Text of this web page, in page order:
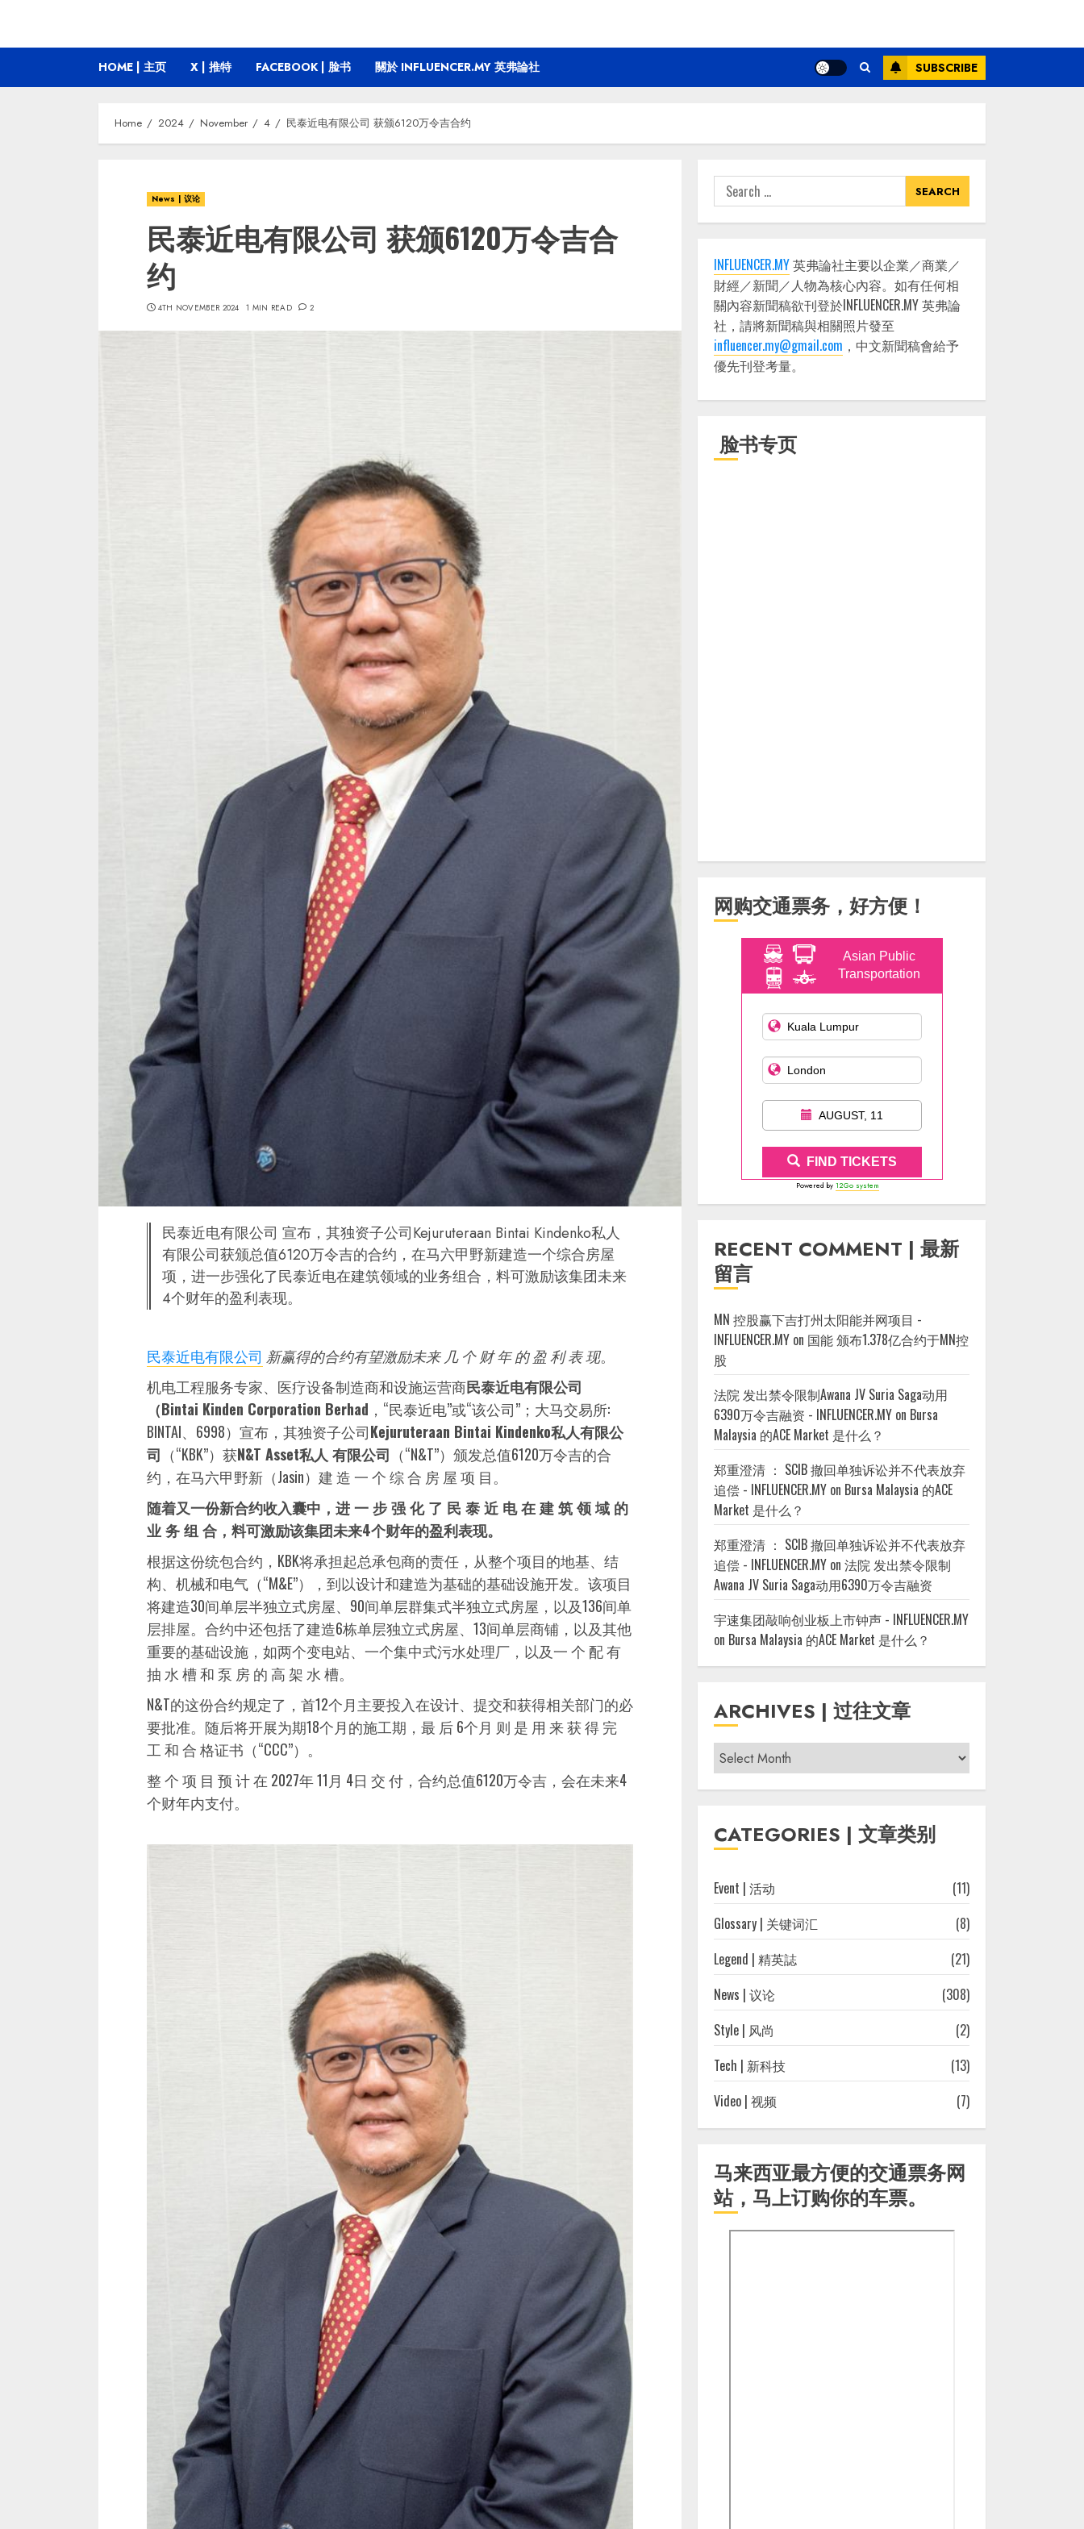
HOME | 主页 X | 推特 FACEBOOK | 脸书 關於 INFLUENCER.MY 英弗論社 SUBSCRIBE
Home 2024 November 4 民泰近电有限公司 获颁6120万令吉合约
News | 议论
民泰近电有限公司 获颁6120万令吉合
约
4TH NOVEMBER 2024 1 MIN READ 2
民泰近电有限公司 宣布，其独资子公司Kejuruteraan Bintai Kindenko私人
有限公司获颁总值6120万令吉的合约，在马六甲野新建造一个综合房屋
项，进一步强化了民泰近电在建筑领域的业务组合，料可激励该集团未来
4个财年的盈利表现。
民泰近电有限公司 新赢得的合约有望激励未来 几 个 财 年 的 盈 利 表 现。
机电工程服务专家、医疗设备制造商和设施运营商民泰近电有限公司
（Bintai Kinden Corporation Berhad ，“民泰近电”或“该公司”；大马交易所:
BINTAI、6998）宣布，其独资子公司Kejuruteraan Bintai Kindenko私人有限公
司 （“KBK”）获N&T Asset私人 有限公司 （“N&T”）颁发总值6120万令吉的合
约，在马六甲野新（Jasin）建 造 一 个 综 合 房 屋 项 目。
随着又一份新合约收入囊中，进 一 步 强 化 了 民 泰 近 电 在 建 筑 领 域 的
业 务 组 合，料可激励该集团未来4个财年的盈利表现。
根据这份统包合约，KBK将承担起总承包商的责任，从整个项目的地基、结
构、机械和电气（“M&E”），到以设计和建造为基础的基础设施开发。该项目
将建造30间单层半独立式房屋、90间单层群集式半独立式房屋，以及136间单
层排屋。合约中还包括了建造6栋单层独立式房屋、13间单层商铺，以及其他
重要的基础设施，如两个变电站、一个集中式污水处理厂，以及一 个 配 有
抽 水 槽 和 泵 房 的 高 架 水 槽。
N&T的这份合约规定了，首12个月主要投入在设计、提交和获得相关部门的必
要批准。随后将开展为期18个月的施工期，最 后 6个月 则 是 用 来 获 得 完
工 和 合 格证书（“CCC”）。
整 个 项 目 预 计 在 2027年 11月 4日 交 付，合约总值6120万令吉，会在未来4
个财年内支付。
Search
for:
INFLUENCER.MY英弗論社主要以企業／商業／
財經／新聞／人物為核心內容。如有任何相
關內容新聞稿欲刊登於INFLUENCER.MY 英弗論
社，請將新聞稿與相關照片發至
influencer.my@gmail.com ，中文新聞稿會給予
優先刊登考量。
脸书专页
网购交通票务，好方便！
Asian Public
Transportation
AUGUST, 11
FIND TICKETS
Powered by 12Go system
RECENT COMMENT | 最新
留言
MN 控股赢下吉打州太阳能并网项目 -
INFLUENCER.MY on 国能 颁布1.378亿合约于MN控
股
法院 发出禁令限制Awana JV Suria Saga动用
6390万令吉融资 - INFLUENCER.MY on Bursa
Malaysia 的ACE Market 是什么？
郑重澄清 ： SCIB 撤回单独诉讼并不代表放弃
追偿 - INFLUENCER.MY on Bursa Malaysia 的ACE
Market 是什么？
郑重澄清 ： SCIB 撤回单独诉讼并不代表放弃
追偿 - INFLUENCER.MY on法院 发出禁令限制
Awana JV Suria Saga动用6390万令吉融资
宇速集团敲响创业板上市钟声 - INFLUENCER.MY
on Bursa Malaysia 的ACE Market 是什么？
ARCHIVES | 过往文章
Archives
|
过
文
章
CATEGORIES | 文章类别
Event | 活动
(11)
Glossary | 关键词汇
(8)
Legend | 精英誌
(21)
News | 议论
(308)
Style | 风尚
(2)
Tech | 新科技
(13)
Video | 视频
(7)
马来西亚最方便的交通票务网
站，马上订购你的车票。